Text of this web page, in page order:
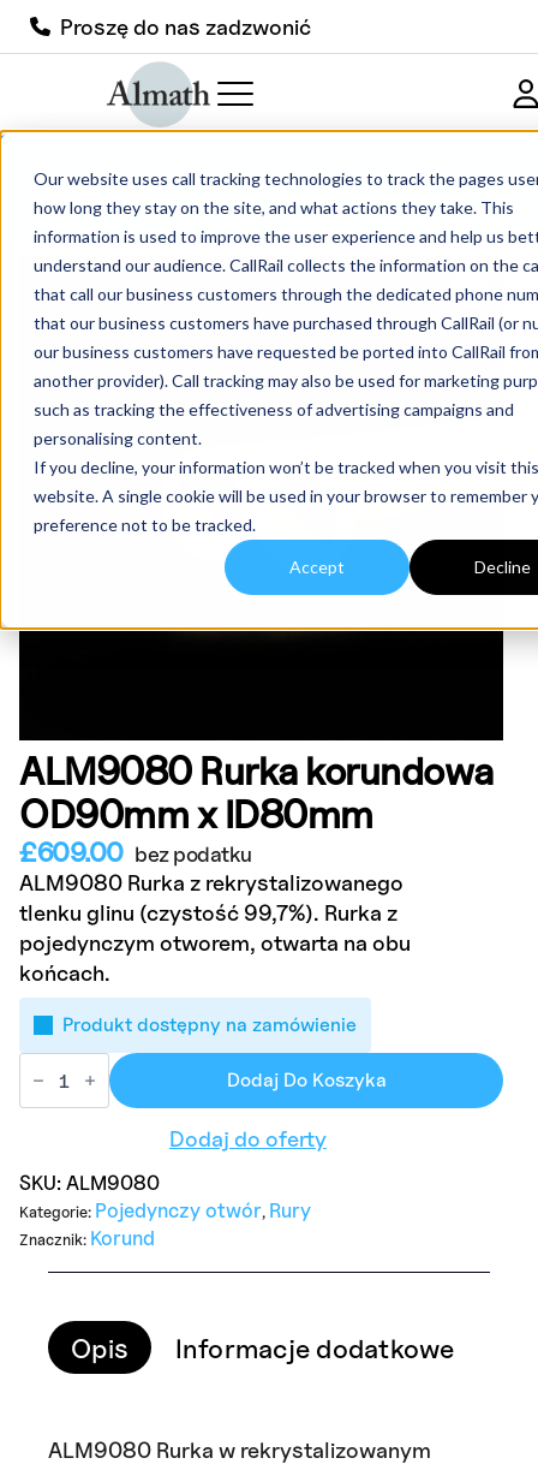
Our website uses call tracking technologies to track the pages
how long they stay on the site, and what actions they take. This
information is used to improve the user experience and help us
understand our audience. CallRail collects the information on the
that call our business customers through the dedicated phone
that our business customers have purchased through CallRail (or
our business customers have requested be ported into CallRail
another provider). Call tracking may also be used for marketing
such as tracking the effectiveness of advertising campaigns and
personalising content.
If you decline, your information won’t be tracked when you visit this
website. A single cookie will be used in your browser to remember
preference not to be tracked.
Accept Decline
Proszę do nas zadzwonić
ALM9080 Rurka korundowa OD90mm
x ID80mm
ALM9080 Rurka korundowa
OD90mm x ID80mm
£609.00 bez podatku
ALM9080 Rurka z rekrystalizowanego
tlenku glinu (czystość 99,7%). Rurka z
pojedynczym otworem, otwarta na obu
końcach.
Produkt dostępny na zamówienie
ilość
ALM9080
ID80mm
Dodaj Do Koszyka
Dodaj do oferty
SKU: ALM9080
Kategorie: Pojedynczy otwór, Rury
Znacznik: Korund
Opis Informacje dodatkowe
ALM9080 Rurka w rekrystalizowanym